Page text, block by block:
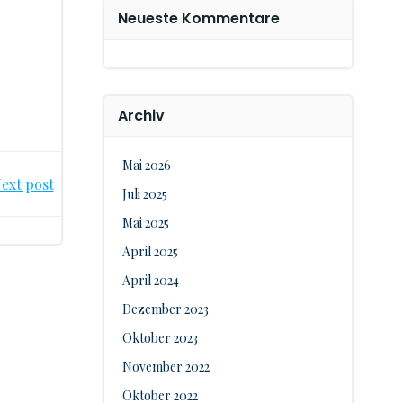
post
Neueste Kommentare
Archiv
Mai 2026
Juli 2025
Mai 2025
April 2025
April 2024
Dezember 2023
Oktober 2023
November 2022
Oktober 2022